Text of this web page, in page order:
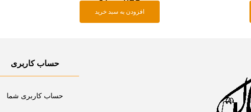
افزودن به سبد خرید
حساب کاربری
حساب کاربری شما